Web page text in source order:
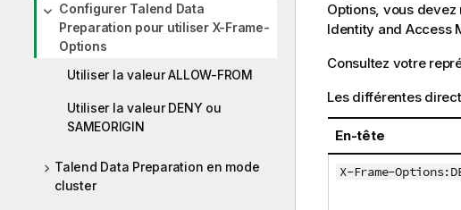
Configurer Talend Data
Preparation pour utiliser X-Frame-
Options
Utiliser la valeur ALLOW-FROM
Utiliser la valeur DENY ou
SAMEORIGIN
Talend Data Preparation en mode
cluster
Options, vous
Identity and Access
Consultez votre
Les différentes
En-tête
X-Frame-